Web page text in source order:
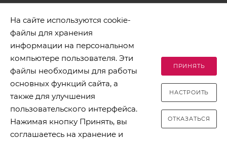
2026 © БЕЛБОГЕМИЯ (c). Оптовая торговля посудой и
хозяйственными товарами. Адрес: 220012, г. Минск, ул.
Толбухина 2а, пом. 2, телефон 8-017-378-60-00
На сайте используются cookie-
файлы для хранения
информации на персональном
компьютере пользователя. Эти
файлы необходимы для работы
основных функций сайта, а
также для улучшения
пользовательского интерфейса.
Нажимая кнопку Принять, вы
соглашаетесь на хранение и
ПРИНЯТЬ
НАСТРОИТЬ
ОТКАЗАТЬСЯ